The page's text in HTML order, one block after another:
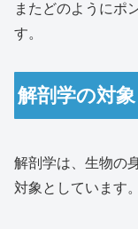
またどのようにポ
す。
解剖学の対象
解剖学は、生物の
対象としています